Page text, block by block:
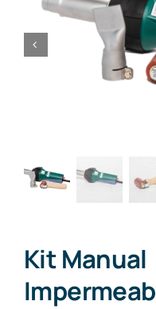
Kit Manual